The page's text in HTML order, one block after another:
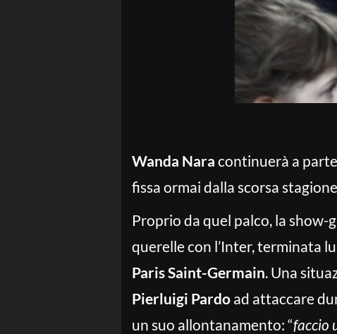
Wanda Nara continuerà a
fissa ormai dalla scorsa
Proprio da quel palco, la
querelle con l’Inter, terminata
Paris Saint-Germain. Una
Pierluigi Pardo ad attaccare
un suo allontanamento: “faccio